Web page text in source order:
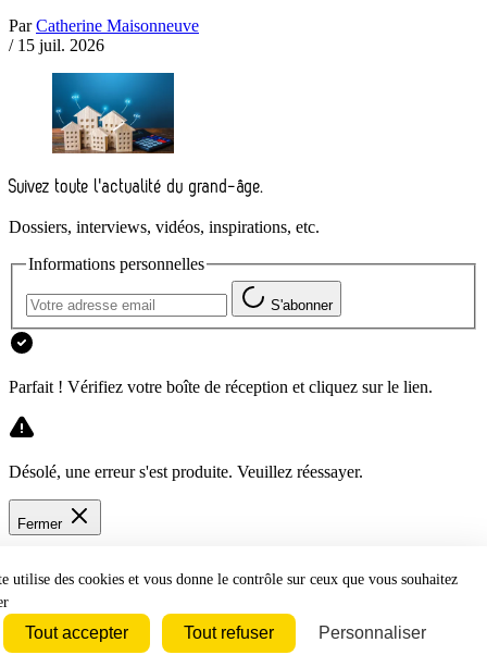
Par Catherine Maisonneuve
/ 15 juil. 2026
Suivez toute l'actualité du grand-âge.
Dossiers, interviews, vidéos, inspirations, etc.
Informations personnelles
S'abonner
Parfait ! Vérifiez votre boîte de réception et cliquez sur le lien.
Désolé, une erreur s'est produite. Veuillez réessayer.
Fermer
Bluesky Discord Github Instagram
Linkedin
utilise des cookies et vous donne le contrôle sur ceux que vous souhaitez
Tout accepter Tout refuser
Personnaliser